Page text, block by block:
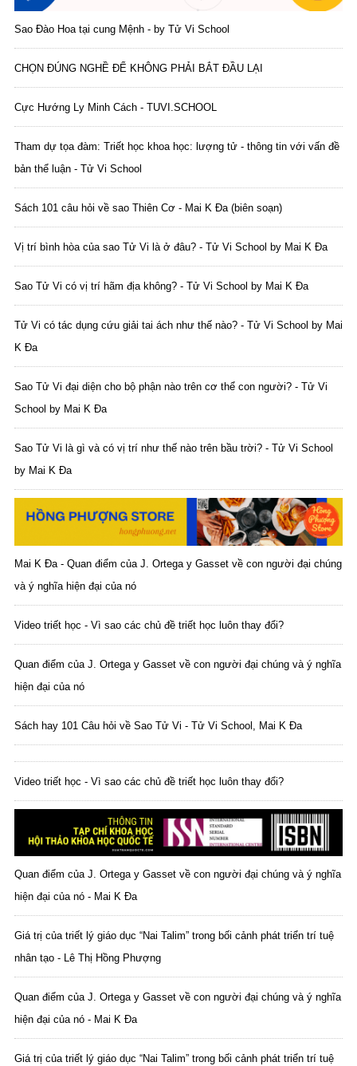
Sao Đào Hoa tại cung Mệnh - by Tử Vi School
CHỌN ĐÚNG NGHỀ ĐỂ KHÔNG PHẢI BẮT ĐẦU LẠI
Cực Hướng Ly Minh Cách - TUVI.SCHOOL
Tham dự tọa đàm: Triết học khoa học: lượng tử - thông tin với vấn đề
bản thể luận - Tử Vi School
Sách 101 câu hỏi về sao Thiên Cơ - Mai K Đa (biên soạn)
Vị trí bình hòa của sao Tử Vi là ở đâu? - Tử Vi School by Mai K Đa
Sao Tử Vi có vị trí hãm địa không? - Tử Vi School by Mai K Đa
Tử Vi có tác dụng cứu giải tai ách như thế nào? - Tử Vi School by Mai
K Đa
Sao Tử Vi đại diện cho bộ phận nào trên cơ thể con người? - Tử Vi
School by Mai K Đa
Sao Tử Vi là gì và có vị trí như thế nào trên bầu trời? - Tử Vi School
by Mai K Đa
Mai K Đa - Quan điểm của J. Ortega y Gasset về con người đại chúng
và ý nghĩa hiện đại của nó
Video triết học - Vì sao các chủ đề triết học luôn thay đổi?
Quan điểm của J. Ortega y Gasset về con người đại chúng và ý nghĩa
hiện đại của nó
Sách hay 101 Câu hỏi về Sao Tử Vi - Tử Vi School, Mai K Đa
Video triết học - Vì sao các chủ đề triết học luôn thay đổi?
Quan điểm của J. Ortega y Gasset về con người đại chúng và ý nghĩa
hiện đại của nó - Mai K Đa
Giá trị của triết lý giáo dục “Nai Talim” trong bối cảnh phát triển trí tuệ
nhân tạo - Lê Thị Hồng Phượng
Quan điểm của J. Ortega y Gasset về con người đại chúng và ý nghĩa
hiện đại của nó - Mai K Đa
Giá trị của triết lý giáo dục “Nai Talim” trong bối cảnh phát triển trí tuệ